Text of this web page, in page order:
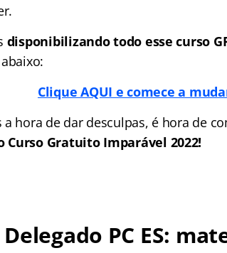
disponibilizando todo esse curso
Clique AQUI e comece a
a hora de dar desculpas, é hora de
Curso Gratuito Imparável 2022!
PC ES: